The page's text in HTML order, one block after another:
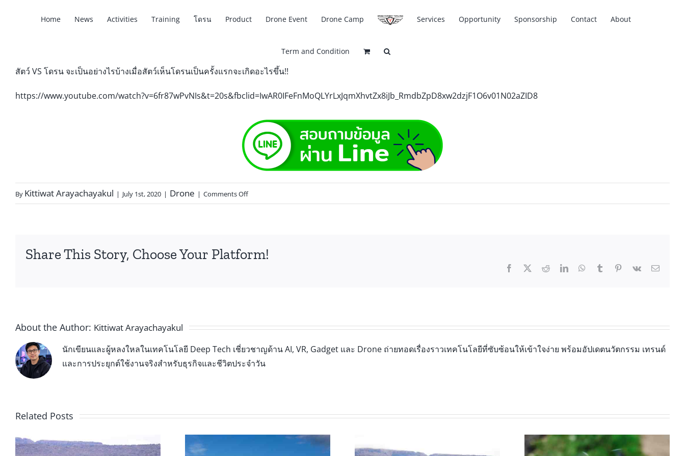
Home News Activities Training โดรน Product Drone Event Drone Camp Services Opportunity Sponsorship Contact About
Term and Condition
สัตว์ VS โดรน จะเป็นอย่างไรบ้างเมื่อสัตว์เห็นโดรนเป็นครั้งแรกจะเกิดอะไรขึ้น!!
https://www.youtube.com/watch?v=6fr87wPvNIs&t=20s&fbclid=IwAR0IFeFnMoQLYrLxJqmXhvtZx8iJb_RmdbZpD8xw2dzjF1O6v01N02aZID8
By Kittiwat Arayachayakul | July 1st, 2020 | Drone | Comments Off
Share This Story, Choose Your Platform!
About the Author: Kittiwat Arayachayakul
นักเขียนและผู้หลงใหลในเทคโนโลยี Deep Tech เชี่ยวชาญด้าน AI, VR, Gadget และ Drone ถ่ายทอดเรื่องราวเทคโนโลยีที่ซับซ้อนให้เข้าใจง่าย พร้อมอัปเดตนวัตกรรม เทรนด์
และการประยุกต์ใช้งานจริงสำหรับธุรกิจและชีวิตประจำวัน
Related Posts